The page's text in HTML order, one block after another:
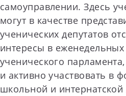
самоуправлении. Здесь
могут в качестве
ученических депутатов
интересы в еженедельных
ученического
и активно участвовать в
школьной и